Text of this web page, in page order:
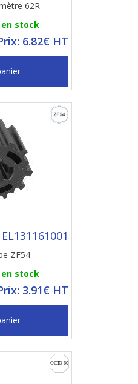
62R
stock
6.82€ HT
ZF54
stock
3.91€ HT